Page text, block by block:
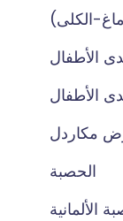
الكلى)
الأطفال
الأطفال
مكاردل
الحصبة
الألمانية